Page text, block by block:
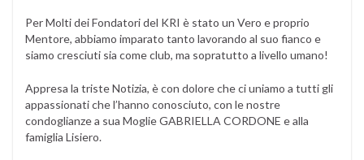
Per Molti dei Fondatori del KRI è stato un Vero e proprio
Mentore, abbiamo imparato tanto lavorando al suo fianco e
siamo cresciuti sia come club, ma sopratutto a livello umano!
Appresa la triste Notizia, è con dolore che ci uniamo a tutti gli
appassionati che l’hanno conosciuto, con le nostre
condoglianze a sua Moglie GABRIELLA CORDONE e alla
famiglia Lisiero.